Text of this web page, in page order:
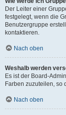
Der Leiter einer
festgelegt, wenn die
Benutzergruppe
kontaktieren.
Nach oben
Weshalb werden
Es ist der Board-
Farben zuzuteilen, so
Nach oben